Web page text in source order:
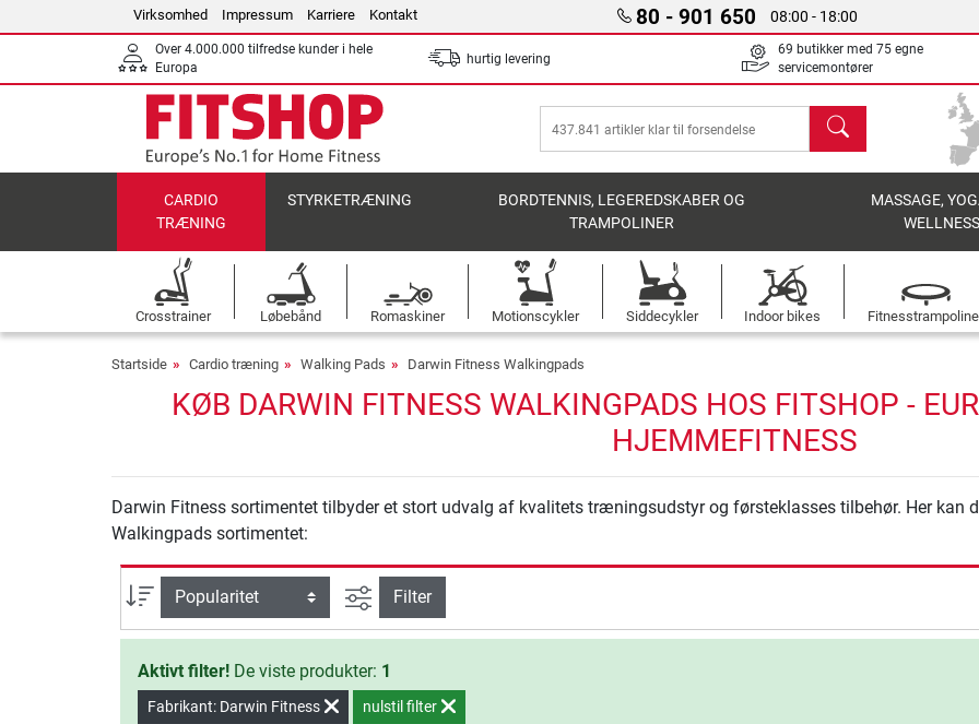
Virksomhed Impressum Karriere Kontakt 80 - 901 650 08:00 - 18:00
Over 4.000.000 tilfredse kunder i hele
Europa
hurtig levering
69 butikker med 75 egne
servicemontører
søg
CARDIO
TRÆNING
STYRKETRÆNING
BORDTENNIS, LEGEREDSKABER OG
TRAMPOLINER
MASSAGE,
WELLNESS
Crosstrainer Løbebånd Romaskiner Motionscykler Siddecykler Indoor bikes
Startside Cardio træning Walking Pads Darwin Fitness Walkingpads
KØB DARWIN FITNESS WALKINGPADS HOS FITSHOP -
HJEMMEFITNESS
Darwin Fitness sortimentet tilbyder et stort udvalg af kvalitets træningsudstyr og førsteklasses tilbehør. Her kan
Walkingpads sortimentet:
sortering Avanceret søgning
Filter
Aktivt filter! De viste produkter: 1
Fabrikant: Darwin Fitness nulstil filter